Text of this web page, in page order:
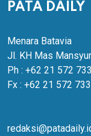
PATA DAILY
Menara Batavia
Jl. KH Mas
Ph : +62 21 572
Fx : +62 21 572